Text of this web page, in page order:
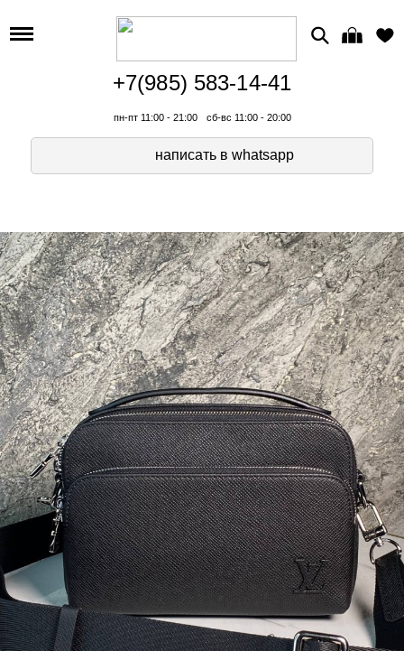
+7(985) 583-14-41
пн-пт 11:00 - 21:00 сб-вс 11:00 - 20:00
написать в whatsapp